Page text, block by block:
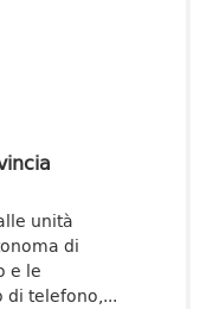
unità
di
e le
telefono,...